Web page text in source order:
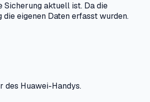
Sicherung aktuell ist. Da die
eigenen Daten erfasst wurden.
des Huawei-Handys.